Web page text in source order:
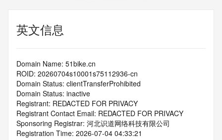
英文信息
Domain Name: 51bike.cn
ROID: 20260704s10001s75112936-cn
Domain Status: clientTransferProhibited
Domain Status: inactive
Registrant: REDACTED FOR PRIVACY
Registrant Contact Email: REDACTED FOR PRIVACY
Sponsoring Registrar: 河北识道网络科技有限公司
Registration Time: 2026-07-04 04:33:21